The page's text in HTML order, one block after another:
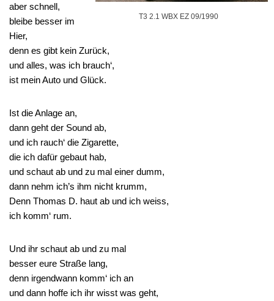
T3 2.1 WBX EZ 09/1990
aber schnell,
bleibe besser im
Hier,
denn es gibt kein Zurück,
und alles, was ich brauch‘,
ist mein Auto und Glück.
Ist die Anlage an,
dann geht der Sound ab,
und ich rauch‘ die Zigarette,
die ich dafür gebaut hab,
und schaut ab und zu mal einer dumm,
dann nehm ich’s ihm nicht krumm,
Denn Thomas D. haut ab und ich weiss,
ich komm‘ rum.
Und ihr schaut ab und zu mal
besser eure Straße lang,
denn irgendwann komm‘ ich an
und dann hoffe ich ihr wisst was geht,